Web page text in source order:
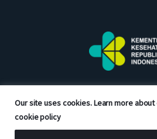
Our site uses cookies. Learn more
cookie policy